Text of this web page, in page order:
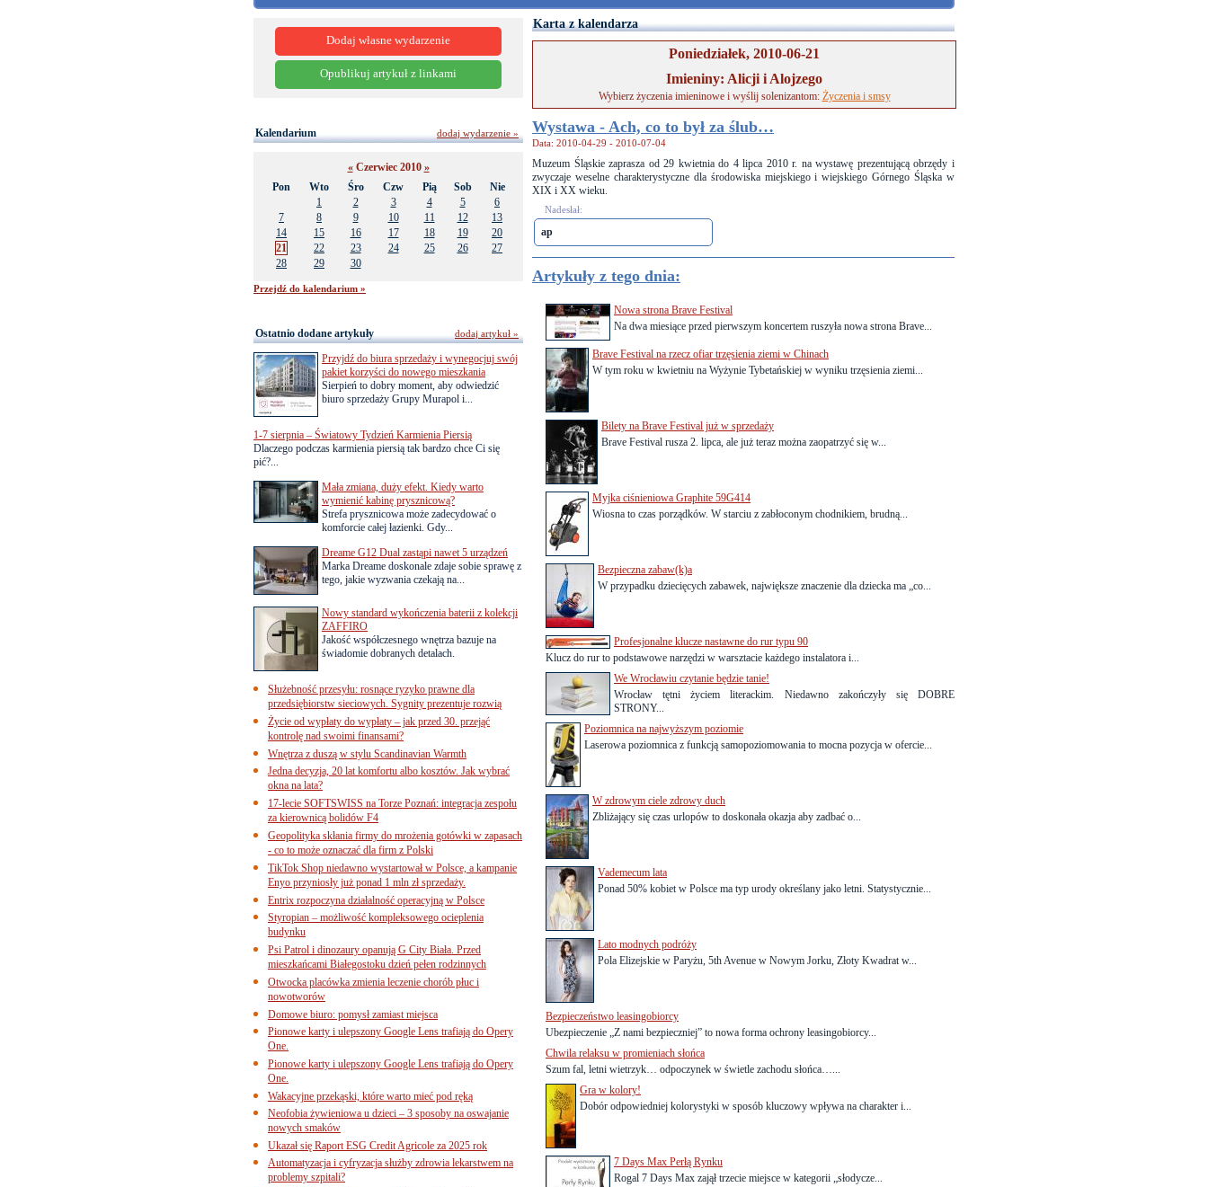
Karta z kalendarza
Poniedziałek, 2010-06-21
Imieniny: Alicji i Alojzego
Wybierz życzenia imieninowe i wyślij solenizantom: Życzenia i smsy
Wystawa - Ach, co to był za ślub…
Data: 2010-04-29 - 2010-07-04
Muzeum Śląskie zaprasza od 29 kwietnia do 4 lipca 2010 r. na wystawę prezentującą obrzędy i
zwyczaje weselne charakterystyczne dla środowiska miejskiego i wiejskiego Górnego Śląska w
XIX i XX wieku.
Nadesłał:
ap
Artykuły z tego dnia:
Nowa strona Brave Festival
Na dwa miesiące przed pierwszym koncertem ruszyła nowa strona Brave...
Brave Festival na rzecz ofiar trzęsienia ziemi w Chinach
W tym roku w kwietniu na Wyżynie Tybetańskiej w wyniku trzęsienia ziemi...
Bilety na Brave Festival już w sprzedaży
Brave Festival rusza 2. lipca, ale już teraz można zaopatrzyć się w...
Myjka ciśnieniowa Graphite 59G414
Wiosna to czas porządków. W starciu z zabłoconym chodnikiem, brudną...
Bezpieczna zabaw(k)a
W przypadku dziecięcych zabawek, największe znaczenie dla dziecka ma „co...
Profesjonalne klucze nastawne do rur typu 90
Klucz do rur to podstawowe narzędzi w warsztacie każdego instalatora i...
We Wrocławiu czytanie będzie tanie!
Wrocław tętni życiem literackim. Niedawno zakończyły się DOBRE
STRONY...
Poziomnica na najwyższym poziomie
Laserowa poziomnica z funkcją samopoziomowania to mocna pozycja w ofercie...
W zdrowym ciele zdrowy duch
Zbliżający się czas urlopów to doskonała okazja aby zadbać o...
Vademecum lata
Ponad 50% kobiet w Polsce ma typ urody określany jako letni. Statystycznie...
Lato modnych podróży
Pola Elizejskie w Paryżu, 5th Avenue w Nowym Jorku, Złoty Kwadrat w...
Bezpieczeństwo leasingobiorcy
Ubezpieczenie „Z nami bezpieczniej” to nowa forma ochrony leasingobiorcy...
Chwila relaksu w promieniach słońca
Szum fal, letni wietrzyk… odpoczynek w świetle zachodu słońca…...
Gra w kolory!
Dobór odpowiedniej kolorystyki w sposób kluczowy wpływa na charakter i...
7 Days Max Perłą Rynku
Rogal 7 Days Max zajął trzecie miejsce w kategorii „słodycze...
Dodaj własne wydarzenie
Opublikuj artykuł z linkami
Kalendarium
«Czerwiec 2010 »
Pon
Wto Śro Czw Pią Sob
Nie
1
2 3 4 5
6
7
8 9 10 11 12
13
14
15 16 17 18 19
20
21
22 23 24 25 26
27
28
29 30
Przejdź do kalendarium »
dodaj wydarzenie »
Ostatnio dodane artykuły
Przyjdź do biura sprzedaży i wynegocjuj swój
pakiet korzyści do nowego mieszkania
Sierpień to dobry moment, aby odwiedzić
biuro sprzedaży Grupy Murapol i...
1-7 sierpnia – Światowy Tydzień Karmienia Piersią
Dlaczego podczas karmienia piersią tak bardzo chce Ci się
pić?...
Mała zmiana, duży efekt. Kiedy warto
wymienić kabinę prysznicową?
Strefa prysznicowa może zadecydować o
komforcie całej łazienki. Gdy...
Dreame G12 Dual zastąpi nawet 5 urządzeń
Marka Dreame doskonale zdaje sobie sprawę z
tego, jakie wyzwania czekają na...
Nowy standard wykończenia baterii z kolekcji
ZAFFIRO
Jakość współczesnego wnętrza bazuje na
świadomie dobranych detalach.
Służebność przesyłu: rosnące ryzyko prawne dla
przedsiębiorstw sieciowych. Sygnity prezentuje rozwią
Życie od wypłaty do wypłaty – jak przed 30. przejąć
kontrolę nad swoimi finansami?
Wnętrza z duszą w stylu Scandinavian Warmth
Jedna decyzja, 20 lat komfortu albo kosztów. Jak wybrać
okna na lata?
17-lecie SOFTSWISS na Torze Poznań: integracja zespołu
za kierownicą bolidów F4
Geopolityka skłania firmy do mrożenia gotówki w zapasach
- co to może oznaczać dla firm z Polski
TikTok Shop niedawno wystartował w Polsce, a kampanie
Enyo przyniosły już ponad 1 mln zł sprzedaży.
Entrix rozpoczyna działalność operacyjną w Polsce
Styropian – możliwość kompleksowego ocieplenia
budynku
Psi Patrol i dinozaury opanują G City Biała. Przed
mieszkańcami Białegostoku dzień pełen rodzinnych
Otwocka placówka zmienia leczenie chorób płuc i
nowotworów
Domowe biuro: pomysł zamiast miejsca
Pionowe karty i ulepszony Google Lens trafiają do Opery
One.
Pionowe karty i ulepszony Google Lens trafiają do Opery
One.
Wakacyjne przekąski, które warto mieć pod ręką
Neofobia żywieniowa u dzieci – 3 sposoby na oswajanie
nowych smaków
Ukazał się Raport ESG Credit Agricole za 2025 rok
Automatyzacja i cyfryzacja służby zdrowia lekarstwem na
problemy szpitali?
dodaj artykuł »